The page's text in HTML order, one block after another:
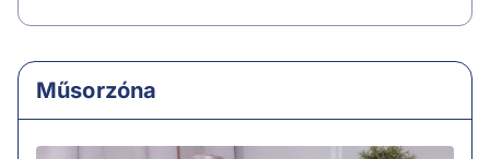
Műsorzóna